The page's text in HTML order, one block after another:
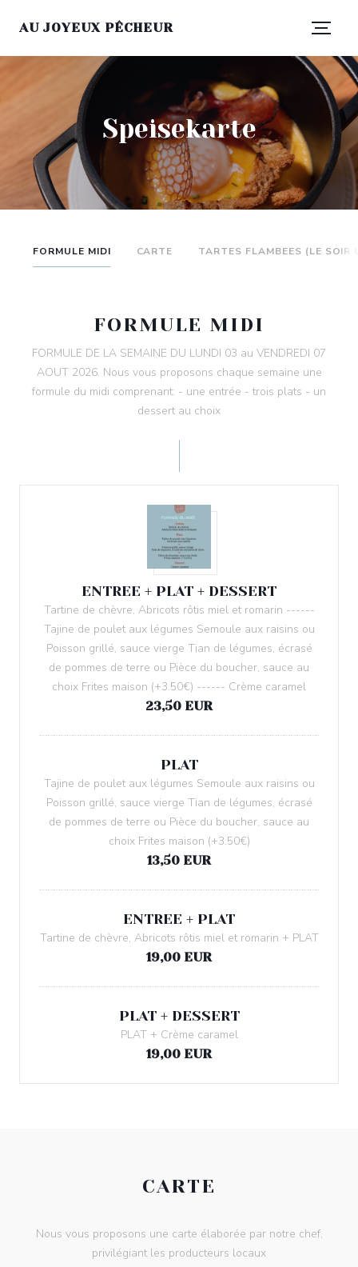
AU JOYEUX PÊCHEUR
Speisekarte
FORMULE MIDI CARTE TARTES FLAMBEES (LE SOIR
FORMULE MIDI
FORMULE DE LA SEMAINE DU LUNDI 03 au VENDREDI 07
AOUT 2026. Nous vous proposons chaque semaine une
formule du midi comprenant: - une entrée - trois plats - un
dessert au choix
ENTREE + PLAT + DESSERT
Tartine de chèvre, Abricots rôtis miel et romarin ------
Tajine de poulet aux légumes Semoule aux raisins ou
Poisson grillé, sauce vierge Tian de légumes, écrasé
de pommes de terre ou Pièce du boucher, sauce au
choix Frites maison (+3.50€) ------ Crème caramel
23,50 EUR
PLAT
Tajine de poulet aux légumes Semoule aux raisins ou
Poisson grillé, sauce vierge Tian de légumes, écrasé
de pommes de terre ou Pièce du boucher, sauce au
choix Frites maison (+3.50€)
13,50 EUR
ENTREE + PLAT
Tartine de chèvre, Abricots rôtis miel et romarin + PLAT
19,00 EUR
PLAT + DESSERT
PLAT + Crème caramel
19,00 EUR
CARTE
Nous vous proposons une carte élaborée par notre chef,
privilégiant les producteurs locaux